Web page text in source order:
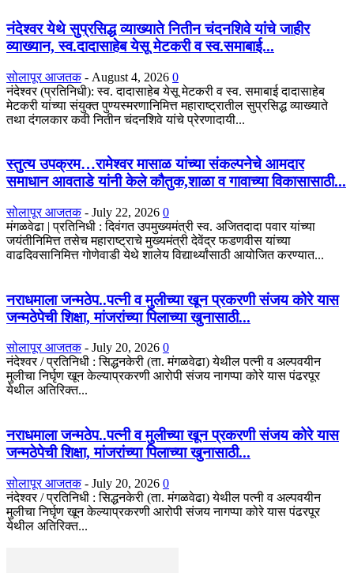
नंदेश्वर येथे सुप्रसिद्ध व्याख्याते नितीन चंदनशिवे यांचे जाहीर
व्याख्यान, स्व.दादासाहेब येसू मेटकरी व स्व.समाबाई...
सोलापूर आजतक - August 4, 2026 0
नंदेश्वर (प्रतिनिधी): स्व. दादासाहेब येसू मेटकरी व स्व. समाबाई दादासाहेब
मेटकरी यांच्या संयुक्त पुण्यस्मरणानिमित्त महाराष्ट्रातील सुप्रसिद्ध व्याख्याते
तथा दंगलकार कवी नितीन चंदनशिवे यांचे प्रेरणादायी...
स्तुत्य उपक्रम…रामेश्वर मासाळ यांच्या संकल्पनेचे आमदार
समाधान आवताडे यांनी केले कौतुक,शाळा व गावाच्या विकासासाठी...
सोलापूर आजतक - July 22, 2026 0
मंगळवेढा | प्रतिनिधी : दिवंगत उपमुख्यमंत्री स्व. अजितदादा पवार यांच्या
जयंतीनिमित्त तसेच महाराष्ट्राचे मुख्यमंत्री देवेंद्र फडणवीस यांच्या
वाढदिवसानिमित्त गोणेवाडी येथे शालेय विद्यार्थ्यांसाठी आयोजित करण्यात...
नराधमाला जन्मठेप..पत्नी व मुलीच्या खून प्रकरणी संजय कोरे यास
जन्मठेपेची शिक्षा, मांजरांच्या पिलाच्या खुनासाठी...
सोलापूर आजतक - July 20, 2026 0
नंदेश्वर / प्रतिनिधी : सिद्धनकेरी (ता. मंगळवेढा) येथील पत्नी व अल्पवयीन
मुलीचा निर्घृण खून केल्याप्रकरणी आरोपी संजय नागप्पा कोरे यास पंढरपूर
येथील अतिरिक्त...
नराधमाला जन्मठेप..पत्नी व मुलीच्या खून प्रकरणी संजय कोरे यास
जन्मठेपेची शिक्षा, मांजरांच्या पिलाच्या खुनासाठी...
सोलापूर आजतक - July 20, 2026 0
नंदेश्वर / प्रतिनिधी : सिद्धनकेरी (ता. मंगळवेढा) येथील पत्नी व अल्पवयीन
मुलीचा निर्घृण खून केल्याप्रकरणी आरोपी संजय नागप्पा कोरे यास पंढरपूर
येथील अतिरिक्त...